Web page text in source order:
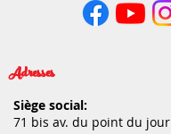
Adresses
Siège social:
71 bis av. du point du jour